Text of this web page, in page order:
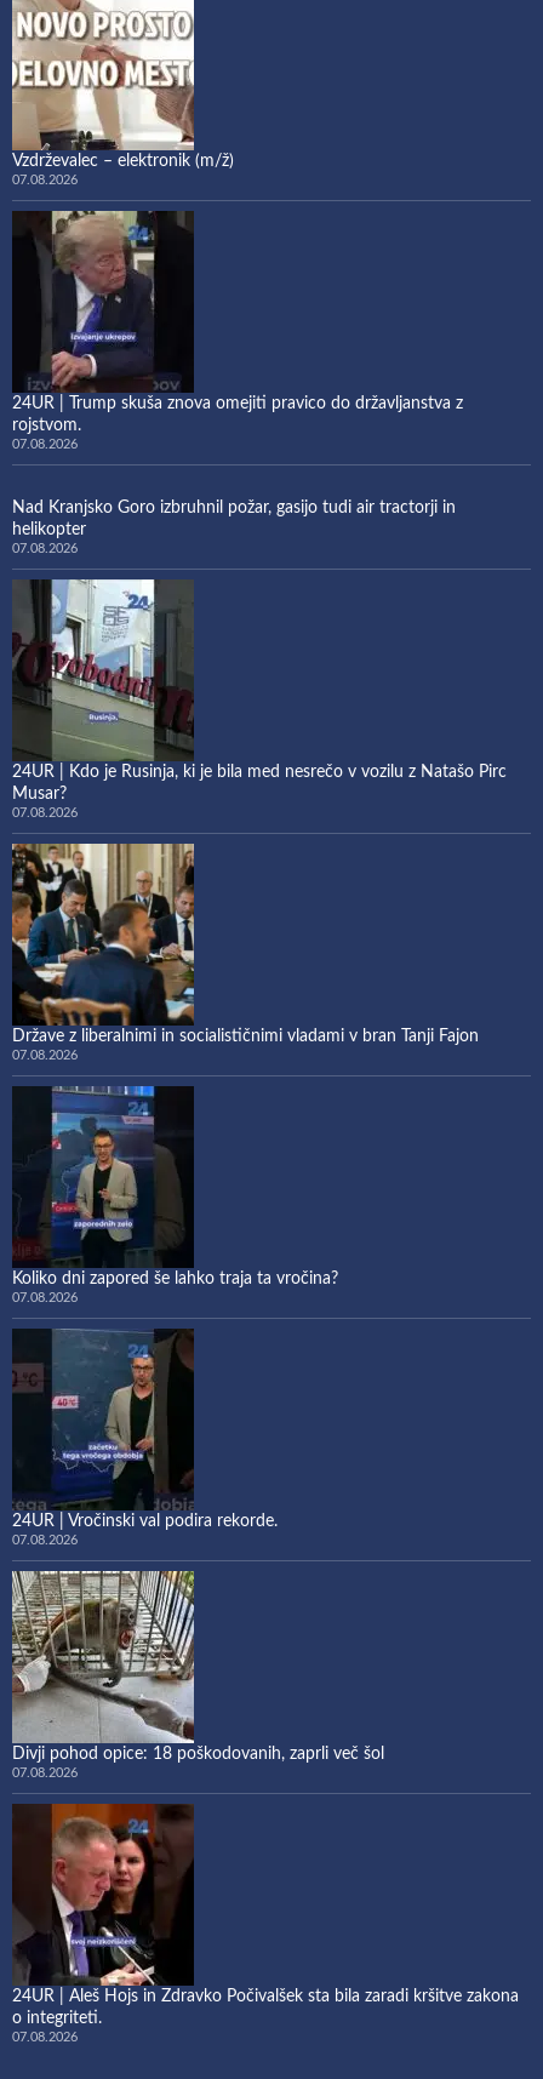
Vzdrževalec – elektronik (m/ž)
07.08.2026
24UR | Trump skuša znova omejiti pravico do državljanstva z
rojstvom.
07.08.2026
Nad Kranjsko Goro izbruhnil požar, gasijo tudi air tractorji in
helikopter
07.08.2026
24UR | Kdo je Rusinja, ki je bila med nesrečo v vozilu z Natašo Pirc
Musar?
07.08.2026
Države z liberalnimi in socialističnimi vladami v bran Tanji Fajon
07.08.2026
Koliko dni zapored še lahko traja ta vročina?
07.08.2026
24UR | Vročinski val podira rekorde.
07.08.2026
Divji pohod opice: 18 poškodovanih, zaprli več šol
07.08.2026
24UR | Aleš Hojs in Zdravko Počivalšek sta bila zaradi kršitve zakona
o integriteti.
07.08.2026